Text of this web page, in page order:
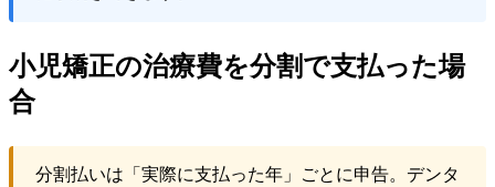
小児矯正の治療費を分割で支払った場
合
分割払いは「実際に支払った年」ごとに申告。デンタ